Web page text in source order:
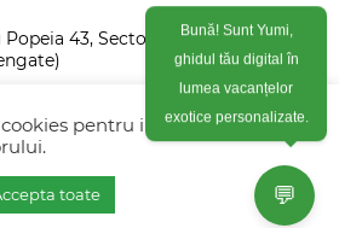
43, Sector 5, Bucuresti
cookies pentru imbunatati
toate 💬
Bună! Sunt Yumi,
ghidul tău digital în
lumea vacanțelor
exotice personalizate.